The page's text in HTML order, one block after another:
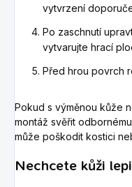
vytvrzení
Po zaschnutí
vytvarujte hrací
Před hrou povrch
Pokud s výměnou kůže
montáž svěřit
může poškodit kostici
Nechcete kůži